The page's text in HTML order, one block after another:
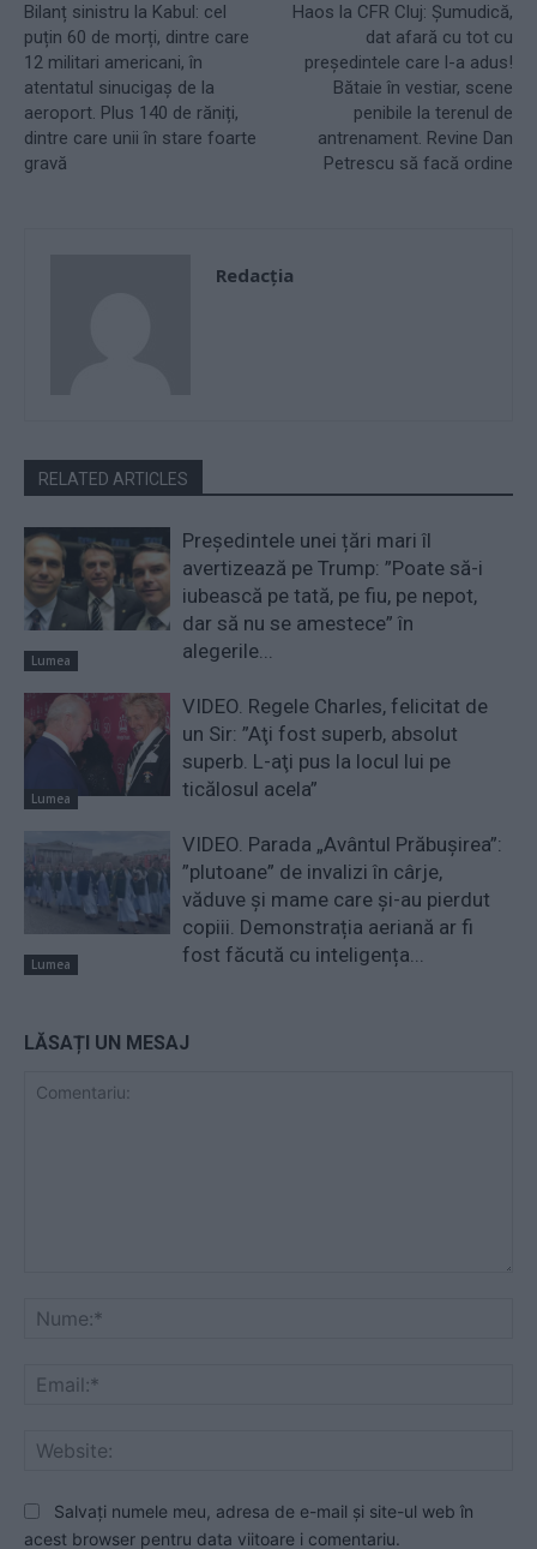
Bilanț sinistru la Kabul: cel
puțin 60 de morți, dintre care
12 militari americani, în
atentatul sinucigaș de la
aeroport. Plus 140 de răniți,
dintre care unii în stare foarte
gravă
Haos la CFR Cluj: Șumudică,
dat afară cu tot cu
președintele care l-a adus!
Bătaie în vestiar, scene
penibile la terenul de
antrenament. Revine Dan
Petrescu să facă ordine
Redacţia
RELATED ARTICLES
Lumea
Președintele unei țări mari îl
avertizează pe Trump: ”Poate să-i
iubească pe tată, pe fiu, pe nepot,
dar să nu se amestece” în
alegerile...
Lumea
VIDEO. Regele Charles, felicitat de
un Sir: ”Aţi fost superb, absolut
superb. L-aţi pus la locul lui pe
ticălosul acela”
Lumea
VIDEO. Parada „Avântul Prăbușirea”:
”plutoane” de invalizi în cârje,
văduve și mame care și-au pierdut
copiii. Demonstrația aeriană ar fi
fost făcută cu inteligența...
LĂSAȚI UN MESAJ
Salvați numele meu, adresa de e-mail și site-ul web în
acest browser pentru data viitoare i comentariu.